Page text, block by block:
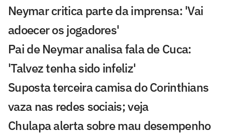
Neymar critica parte da imprensa: 'Vai
adoecer os jogadores'
Pai de Neymar analisa fala de Cuca:
'Talvez tenha sido infeliz'
Suposta terceira camisa do Corinthians
vaza nas redes sociais; veja
Chulapa alerta sobre mau desempenho